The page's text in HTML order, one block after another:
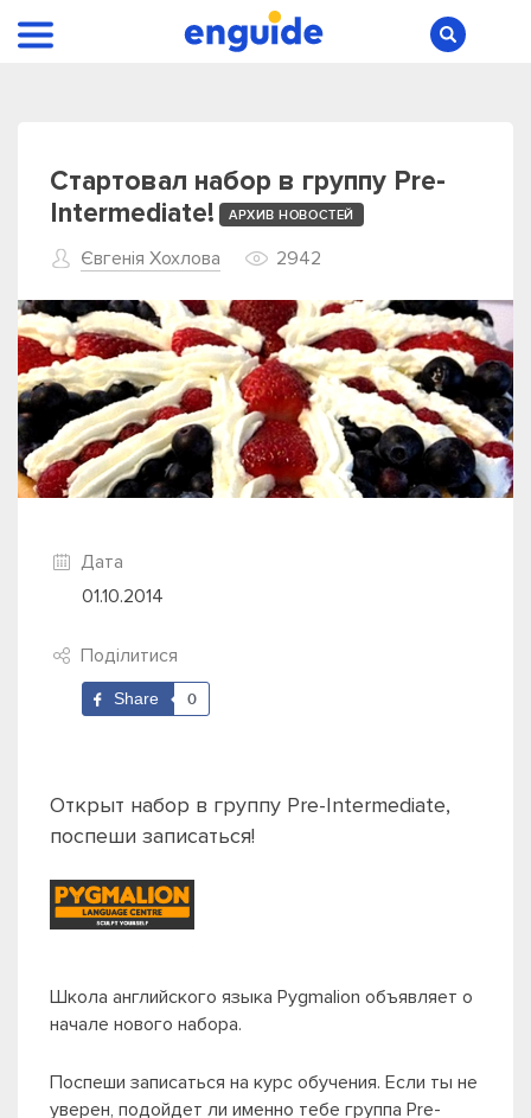
Стартовал набор в группу Pre-
Intermediate!
АРХИВ НОВОСТЕЙ
Євгенія Хохлова 2942
Дата
01.10.2014
Поділитися
Share 0
Открыт набор в группу Pre-Intermediate,
поспеши записаться!
Школа английского языка Pygmalion объявляет о
начале нового набора.
Поспеши записаться на курс обучения. Если ты не
уверен, подойдет ли именно тебе группа Pre-